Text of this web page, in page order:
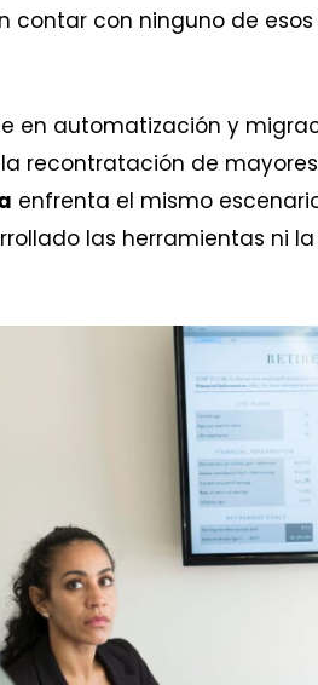
contar con ninguno de
en automatización y
recontratación de
enfrenta el mismo
las herramientas ni